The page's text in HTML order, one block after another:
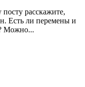
расскажите,
Есть ли перемены и
Можно...